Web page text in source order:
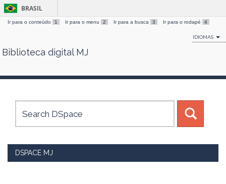
Skip
BRASIL
Ir para o conteúdo 1 Ir para o menu 2 Ir para a busca 3 Ir para o rodapé 4
IDIOMAS
Biblioteca digital MJ
DSPACE MJ